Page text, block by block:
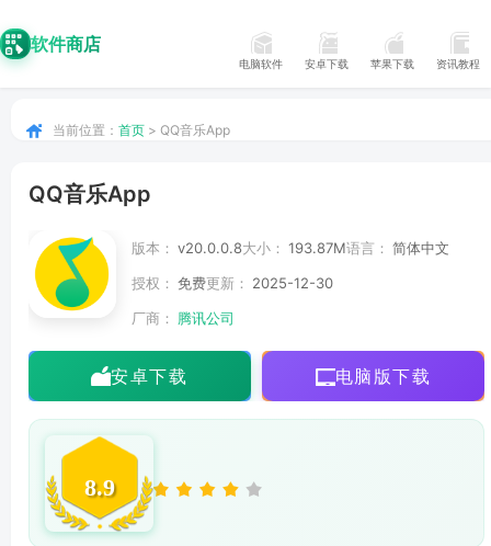
软件商店
电脑软件 安卓下载 苹果下载 资讯教程
当前位置： 首页 > QQ音乐App
QQ音乐App
版本： v20.0.0.8大小： 193.87M语言： 简体中文
授权： 免费更新：
2025-12-30
厂商：
腾讯公司
安卓下载 电脑版下载
8.9